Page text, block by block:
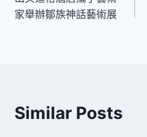
導
家舉辦鄒族神話藝術展
Similar Posts